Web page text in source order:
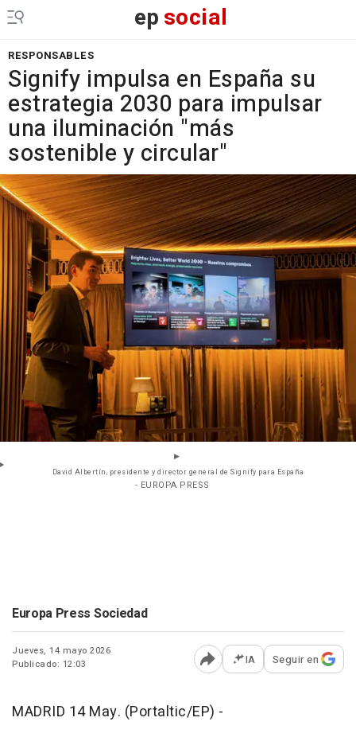
epsocial
RESPONSABLES
Signify impulsa en España su
estrategia 2030 para impulsar
una iluminación "más
sostenible y circular"
David Albertín, presidente y director general de Signify para España
- EUROPA PRESS
Europa Press Sociedad
Jueves, 14 mayo 2026
Publicado: 12:03
Abrir opciones para
IA Seguir en
MADRID 14 May. (Portaltic/EP) -